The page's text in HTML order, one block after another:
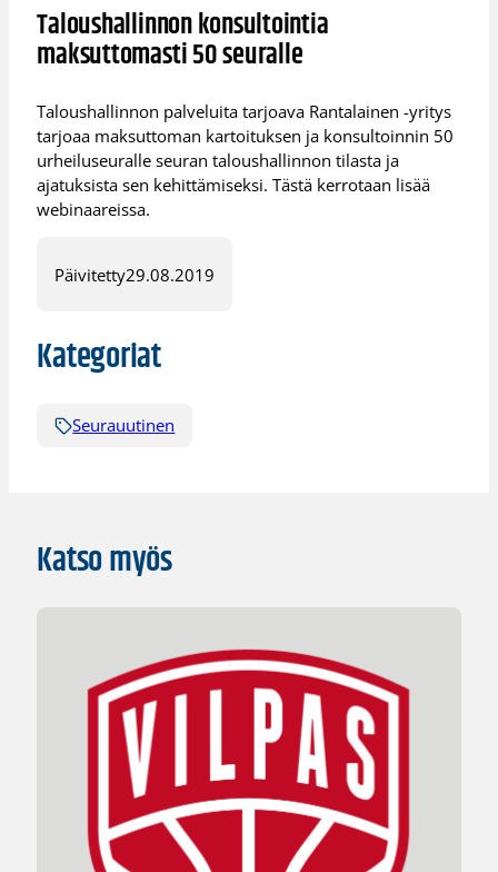
Taloushallinnon konsultointia
maksuttomasti 50 seuralle
Taloushallinnon palveluita tarjoava Rantalainen -yritys
tarjoaa maksuttoman kartoituksen ja konsultoinnin 50
urheiluseuralle seuran taloushallinnon tilasta ja
ajatuksista sen kehittämiseksi. Tästä kerrotaan lisää
webinaareissa.
Päivitetty29.08.2019
Kategoriat
Seurauutinen
Katso myös